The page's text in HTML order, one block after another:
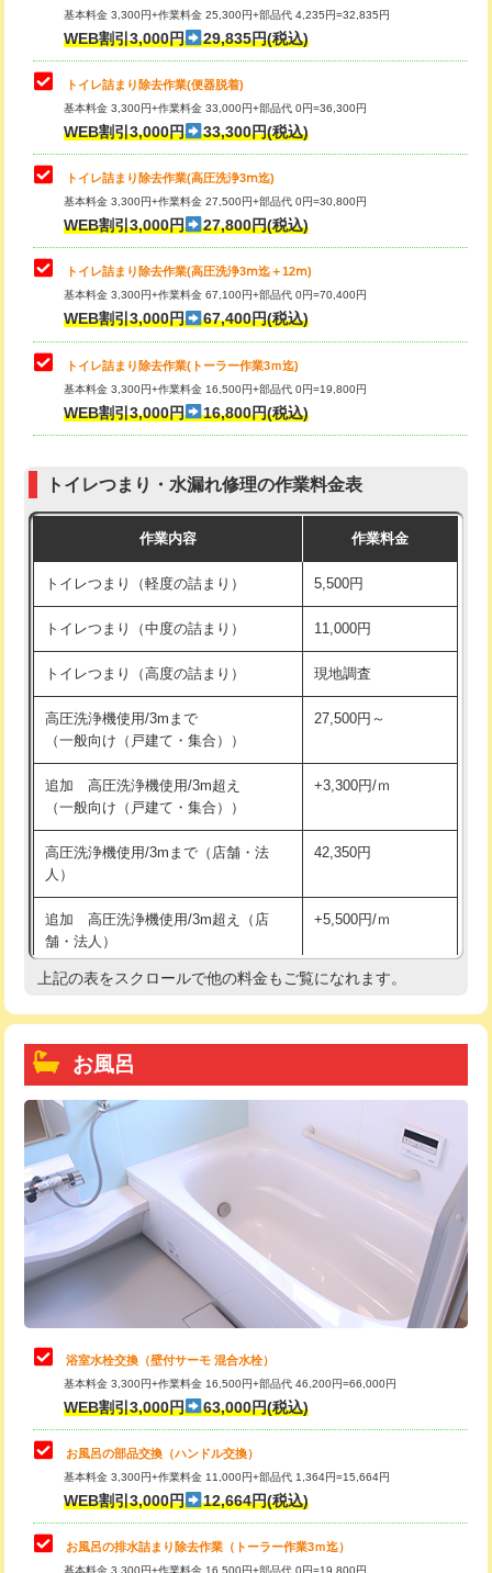
基本料金 3,300円+作業料金 25,300円+部品代 4,235円=32,835円
WEB割引3,000円 29,835円(税込)
トイレ詰まり除去作業(便器脱着)
基本料金 3,300円+作業料金 33,000円+部品代 0円=36,300円
WEB割引3,000円 33,300円(税込)
トイレ詰まり除去作業(高圧洗浄3ⅿ迄)
基本料金 3,300円+作業料金 27,500円+部品代 0円=30,800円
WEB割引3,000円 27,800円(税込)
トイレ詰まり除去作業(高圧洗浄3ⅿ迄＋12ⅿ)
基本料金 3,300円+作業料金 67,100円+部品代 0円=70,400円
WEB割引3,000円 67,400円(税込)
トイレ詰まり除去作業(トーラー作業3ｍ迄)
基本料金 3,300円+作業料金 16,500円+部品代 0円=19,800円
WEB割引3,000円 16,800円(税込)
トイレつまり・水漏れ修理の作業料金表
作業内容 作業料金
トイレつまり（軽度の詰まり） 5,500円
トイレつまり（中度の詰まり） 11,000円
トイレつまり（高度の詰まり） 現地調査
高圧洗浄機使用/3mまで
（一般向け（戸建て・集合））
27,500円～
追加 高圧洗浄機使用/3m超え
（一般向け（戸建て・集合））
+3,300円/ｍ
高圧洗浄機使用/3mまで（店舗・法
人）
42,350円
追加 高圧洗浄機使用/3m超え（店
舗・法人）
+5,500円/ｍ
高度高圧洗浄換 現地調査
トーラー機使用/3mまで
追加トーラー機使用/3m超え
カメラ調査 33,000円
桝清掃 8,800円
止水・漏水調査・防水処理・清掃・修
理・調整・分解・加工など（軽作業）
止水・漏水調査・防水処理・清掃・修
理・調整・分解・加工など（中作業）
22,000円
止水・漏水調査・防水処理・清掃・修
理・調整・分解・加工など（重作業）
33,000円
トイレタンク脱着
トイレ便器脱着
タンクレストイレ脱着 33,000円
上記の表をスクロールで他の料金もご覧になれます。
お風呂
浴室水栓交換（壁付サーモ 混合水栓）
基本料金 3,300円+作業料金 16,500円+部品代 46,200円=66,000円
WEB割引3,000円 63,000円(税込)
お風呂の部品交換（ハンドル交換）
基本料金 3,300円+作業料金 11,000円+部品代 1,364円=15,664円
WEB割引3,000円 12,664円(税込)
お風呂の排水詰まり除去作業（トーラー作業3ｍ迄）
基本料金 3,300円+作業料金 16,500円+部品代 0円=19,800円